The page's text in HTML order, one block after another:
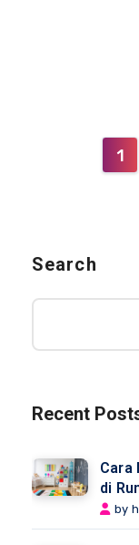
1
Search
Recent
Cara
di
by